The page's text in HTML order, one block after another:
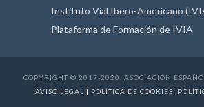
Instituto Vial Ibero-Americano
Plataforma de Formación de IVIA
COPYRIGHT © 2017-2020. ASOCIACIÓN
AVISO LEGAL
| POLÍTICA DE COOKIES |